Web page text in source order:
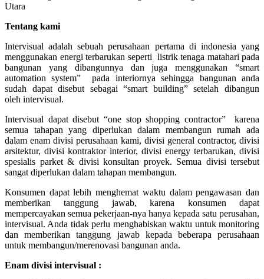
Tentang kami
Intervisual adalah sebuah perusahaan pertama di indonesia yang
menggunakan energi terbarukan seperti listrik tenaga matahari pada
bangunan yang dibangunnya dan juga menggunakan “smart
automation system” pada interiornya sehingga bangunan anda
sudah dapat disebut sebagai “smart building” setelah dibangun
oleh intervisual.
Intervisual dapat disebut “one stop shopping contractor” karena
semua tahapan yang diperlukan dalam membangun rumah ada
dalam enam divisi perusahaan kami, divisi general contractor, divisi
arsitektur, divisi kontraktor interior, divisi energy terbarukan, divisi
spesialis parket & divisi konsultan proyek. Semua divisi tersebut
sangat diperlukan dalam tahapan membangun.
Konsumen dapat lebih menghemat waktu dalam pengawasan dan
memberikan tanggung jawab, karena konsumen dapat
mempercayakan semua pekerjaan-nya hanya kepada satu perusahan,
intervisual. Anda tidak perlu menghabiskan waktu untuk monitoring
dan memberikan tanggung jawab kepada beberapa perusahaan
untuk membangun/merenovasi bangunan anda.
Enam divisi intervisual :